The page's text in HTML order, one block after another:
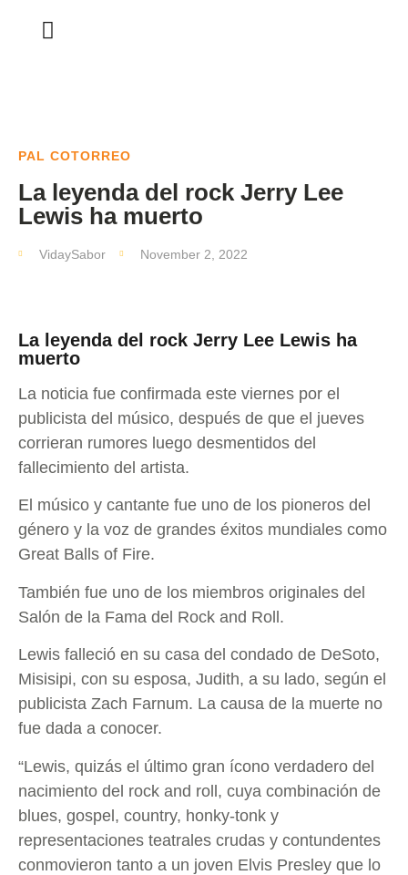
PAL COTORREO
La leyenda del rock Jerry Lee
Lewis ha muerto
VidaySabor November 2, 2022
La leyenda del rock Jerry Lee Lewis ha
muerto
La noticia fue confirmada este viernes por el
publicista del músico, después de que el jueves
corrieran rumores luego desmentidos del
fallecimiento del artista.
El músico y cantante fue uno de los pioneros del
género y la voz de grandes éxitos mundiales como
Great Balls of Fire.
También fue uno de los miembros originales del
Salón de la Fama del Rock and Roll.
Lewis falleció en su casa del condado de DeSoto,
Misisipi, con su esposa, Judith, a su lado, según el
publicista Zach Farnum. La causa de la muerte no
fue dada a conocer.
“Lewis, quizás el último gran ícono verdadero del
nacimiento del rock and roll, cuya combinación de
blues, gospel, country, honky-tonk y
representaciones teatrales crudas y contundentes
conmovieron tanto a un joven Elvis Presley que lo